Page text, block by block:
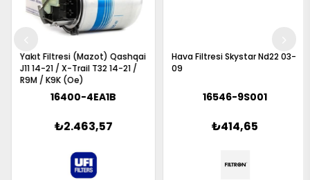
Yakıt Filtresi (Mazot) Qashqai
J11 14-21 / X-Trail T32 14-21 /
R9M / K9K (Oe)
16400-4EA1B
₺2.463,57
Hava Filtresi Skystar Nd22 03-
09
16546-9S001
₺414,65